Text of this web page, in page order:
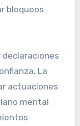
bloqueos
La
actuaciones
mental